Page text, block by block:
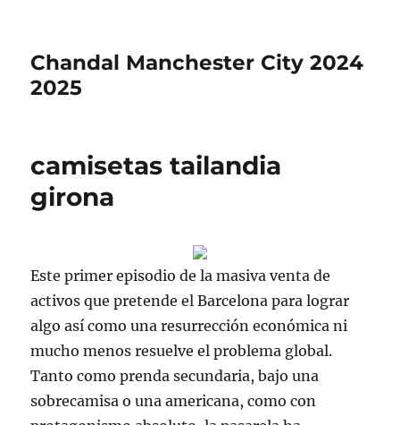
Chandal Manchester City 2024
2025
camisetas tailandia
girona
Este primer episodio de la masiva venta de
activos que pretende el Barcelona para lograr
algo así como una resurrección económica ni
mucho menos resuelve el problema global.
Tanto como prenda secundaria, bajo una
sobrecamisa o una americana, como con